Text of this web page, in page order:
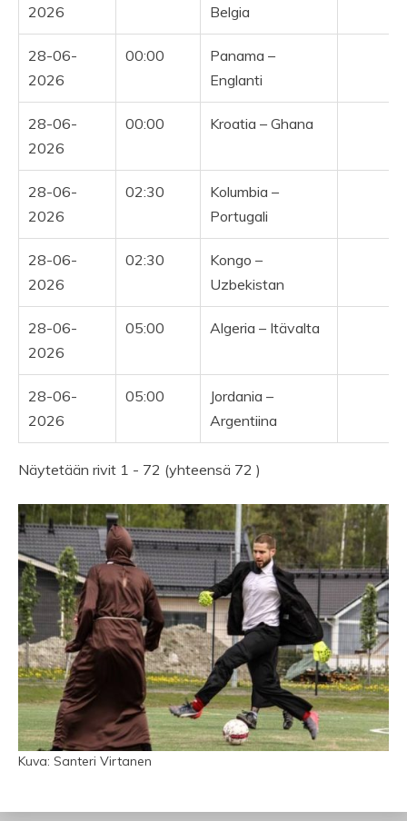
2026
Belgia
28-06-
2026
00:00
Panama –
Englanti
28-06-
2026
00:00 Kroatia – Ghana
28-06-
2026
02:30
Kolumbia –
Portugali
28-06-
2026
02:30
Kongo –
Uzbekistan
28-06-
2026
05:00 Algeria – Itävalta
28-06-
2026
05:00
Jordania –
Argentiina
Näytetään rivit 1 - 72 (yhteensä 72 )
Kuva: Santeri Virtanen